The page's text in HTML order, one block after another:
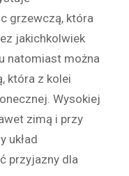
grzewczą, która
jakichkolwiek
natomiast można
która z kolei
Wysokiej
zimą i przy
układ
przyjazny dla